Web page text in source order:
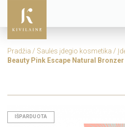
Pradžia / Saulės įdegio kosmetika /
Beauty Pink Escape Natural Bronzer
IŠPARDUOTA
IŠPARDUOTA